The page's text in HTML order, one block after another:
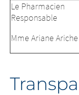
Le Pharmacien
Responsable
Mme Ariane Ariche